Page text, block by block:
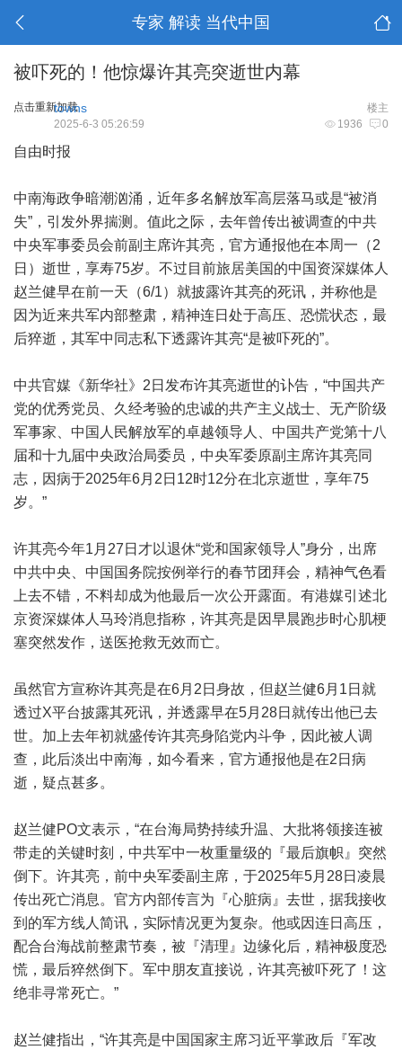
专家 解读 当代中国
被吓死的！他惊爆许其亮突逝世内幕
点击重新加载 楼主
towns
1936 0
2025-6-3 05:26:59
自由时报
中南海政争暗潮汹涌，近年多名解放军高层落马或是“被消
失”，引发外界揣测。值此之际，去年曾传出被调查的中共
中央军事委员会前副主席许其亮，官方通报他在本周一（2
日）逝世，享寿75岁。不过目前旅居美国的中国资深媒体人
赵兰健早在前一天（6/1）就披露许其亮的死讯，并称他是
因为近来共军内部整肃，精神连日处于高压、恐慌状态，最
后猝逝，其军中同志私下透露许其亮“是被吓死的”。
中共官媒《新华社》2日发布许其亮逝世的讣告，“中国共产
党的优秀党员、久经考验的忠诚的共产主义战士、无产阶级
军事家、中国人民解放军的卓越领导人、中国共产党第十八
届和十九届中央政治局委员，中央军委原副主席许其亮同
志，因病于2025年6月2日12时12分在北京逝世，享年75
岁。”
许其亮今年1月27日才以退休“党和国家领导人”身分，出席
中共中央、中国国务院按例举行的春节团拜会，精神气色看
上去不错，不料却成为他最后一次公开露面。有港媒引述北
京资深媒体人马玲消息指称，许其亮是因早晨跑步时心肌梗
塞突然发作，送医抢救无效而亡。
虽然官方宣称许其亮是在6月2日身故，但赵兰健6月1日就
透过X平台披露其死讯，并透露早在5月28日就传出他已去
世。加上去年初就盛传许其亮身陷党内斗争，因此被人调
查，此后淡出中南海，如今看来，官方通报他是在2日病
逝，疑点甚多。
赵兰健PO文表示，“在台海局势持续升温、大批将领接连被
带走的关键时刻，中共军中一枚重量级的『最后旗帜』突然
倒下。许其亮，前中央军委副主席，于2025年5月28日凌晨
传出死亡消息。官方内部传言为『心脏病』去世，据我接收
到的军方线人简讯，实际情况更为复杂。他或因连日高压，
配合台海战前整肃节奏，被『清理』边缘化后，精神极度恐
慌，最后猝然倒下。军中朋友直接说，许其亮被吓死了！这
绝非寻常死亡。”
赵兰健指出，“许其亮是中国国家主席习近平掌政后『军改